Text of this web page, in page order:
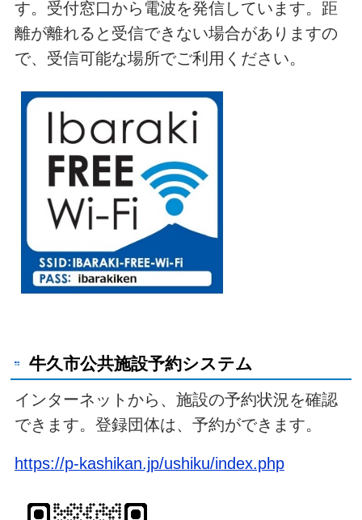
す。受付窓口から電波を発信しています。距
離が離れると受信できない場合がありますの
で、受信可能な場所でご利用ください。
牛久市公共施設予約システム
インターネットから、施設の予約状況を確認
できます。登録団体は、予約ができます。
https://p-kashikan.jp/ushiku/index.php